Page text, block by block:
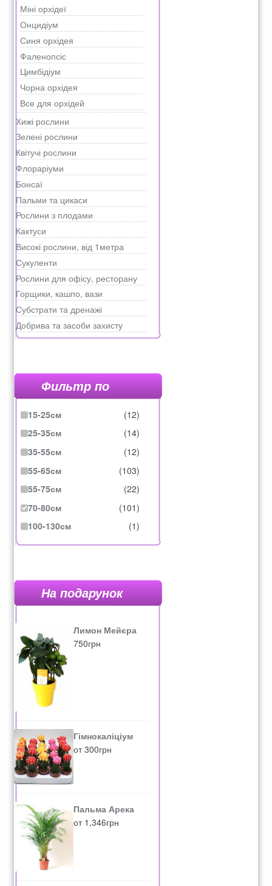
Міні орхідеї
Онцидіум
Синя орхідея
Фаленопсіс
Цимбідіум
Чорна орхідея
Все для орхідей
Хижі рослини
Зелені рослини
Квітучі рослини
Флораріуми
Бонсаї
Пальми та цикаси
Рослини з плодами
Кактуси
Високі рослини, від 1метра
Сукуленти
Рослини для офісу, ресторану
Горщики, кашпо, вази
Субстрати та дренажі
Добрива та засоби захисту
Фильтр по
15-25см
(12)
25-35см
(14)
35-55см
(12)
55-65см
(103)
55-75см
(22)
70-80см
(101)
100-130см
(1)
На подарунок
Лимон Мейєра
750грн
Гімнокаліціум
от300грн
Пальма Арека
от 1,346грн